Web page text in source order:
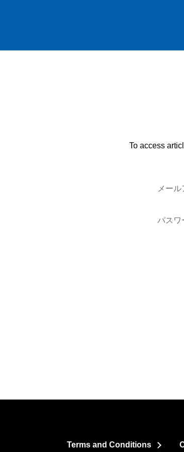
To access
メール
パスワ
Terms and Conditions